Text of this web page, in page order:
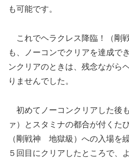
も可能です。
これでヘラクレス降臨！（剛
も、ノーコンでクリアを達成で
ンクリアのときは、残念ながら
りませんでした。
初めてノーコンクリアした後
ァ）とスタミナの都合が付くた
（剛戦神 地獄級）への入場を
５回目にクリアしたところで、